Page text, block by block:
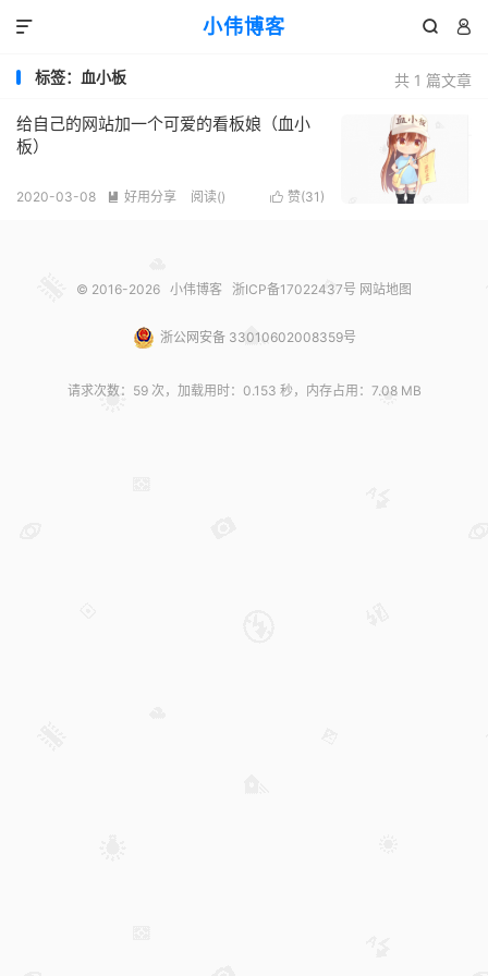
小伟博客  

共 1 篇文章
标签：血小板
给自己的网站加一个可爱的看板娘（血小
板）
 赞(31 )
2020-03-08  好用分享 阅读()
© 2016-2026 小伟博客 浙ICP备17022437号 网站地图
浙公网安备 33010602008359号
请求次数：59 次，加载用时：0.153 秒，内存占用：7.08 MB